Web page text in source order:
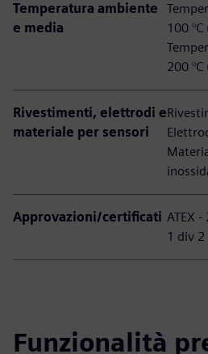
Temperatura ambiente
e media
100
200
Rivestimenti, elettrodi e
materiale per sensori
Approvazioni/certificati ATEX -
1 div 2
Funzionalità